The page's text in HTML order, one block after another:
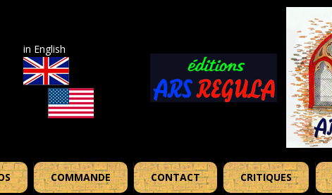
in English
COMMANDE CONTACT CRITIQUES